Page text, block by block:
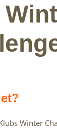
Winter